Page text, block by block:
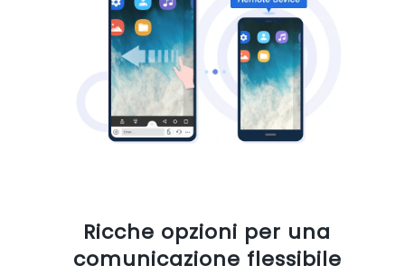
Ricche opzioni per una
comunicazione flessibile